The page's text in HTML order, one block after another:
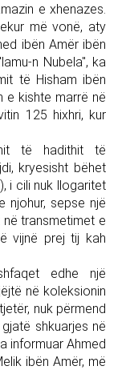
e xhenazes.
më vonë, aty
ibën Amër ibën
n Nubela", ka
të Hisham ibën
e kishte marrë në
125 hixhri, kur
të hadithit të
kryesisht bëhet
i cili nuk llogaritet
njohur, sepse një
transmetimet e
vijnë prej tij kah
edhe një
në koleksionin
nuk përmend
shkuarjes në
informuar Ahmed
ibën Amër, më